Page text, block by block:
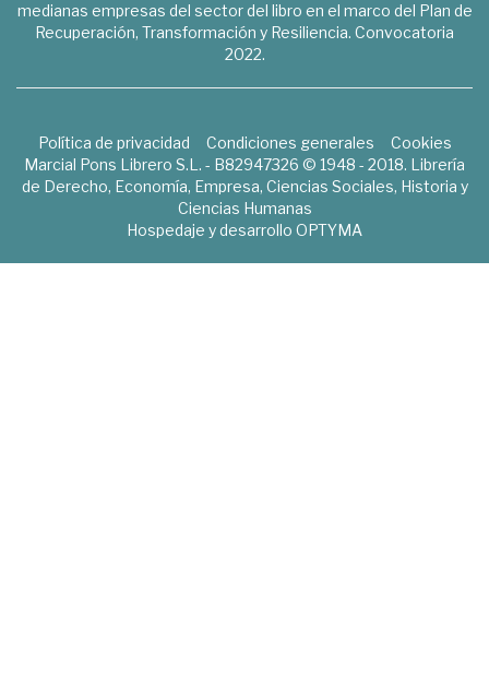
medianas empresas del sector del libro en el marco del Plan de
Recuperación, Transformación y Resiliencia. Convocatoria
2022.
Política de privacidad Condiciones generales
Cookies
Marcial Pons Librero S.L. - B82947326 © 1948 - 2018. Librería
de Derecho, Economía, Empresa, Ciencias Sociales, Historia y
Ciencias Humanas
Hospedaje y desarrollo OPTYMA